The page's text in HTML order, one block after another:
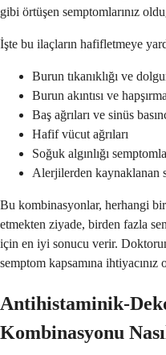
gibi örtüşen semptomlarınız
İşte bu ilaçların hafifletmeye
Burun tıkanıklığı ve
Burun akıntısı ve hapşırma
Baş ağrıları ve sinüs
Hafif vücut ağrıları
Soğuk algınlığı
Alerjilerden kaynaklanan
Bu kombinasyonlar, herhangi
etmekten ziyade, birden fazla
için en iyi sonucu verir.
semptom kapsamına
Antihistaminik-
Kombinasyonu